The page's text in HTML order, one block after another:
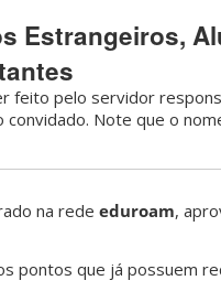
Estrangeiros,
feito pelo servidor
Note que o
na rede eduroam,
pontos que já possuem